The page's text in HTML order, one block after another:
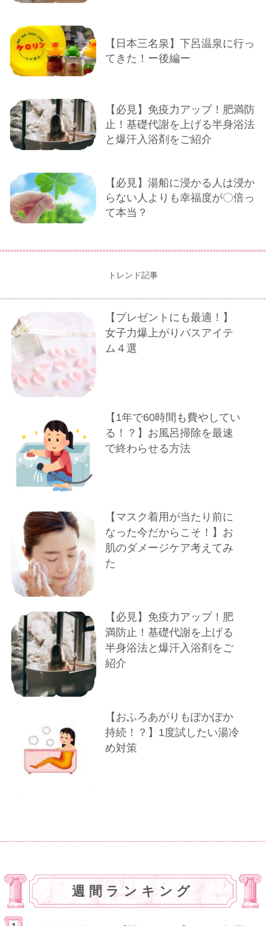
【日本三名泉】下呂温泉に行っ
てきた！ー後編ー
【必見】免疫力アップ！肥満防
止！基礎代謝を上げる半身浴法
と爆汗入浴剤をご紹介
【必見】湯船に浸かる人は浸か
らない人よりも幸福度が〇倍っ
て本当？
トレンド記事
【プレゼントにも最適！】
女子力爆上がりバスアイテ
ム４選
【1年で60時間も費やしてい
る！？】お風呂掃除を最速
で終わらせる方法
【マスク着用が当たり前に
なった今だからこそ！】お
肌のダメージケア考えてみ
た
【必見】免疫力アップ！肥
満防止！基礎代謝を上げる
半身浴法と爆汗入浴剤をご
紹介
【おふろあがりもぽかぽか
持続！？】1度試したい湯冷
め対策
週間ランキング